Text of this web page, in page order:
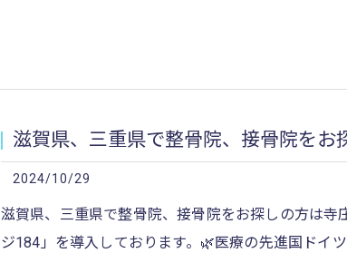
滋賀県、三重県で整骨院、接骨院をお
2024/10/29
滋賀県、三重県で整骨院、接骨院をお探しの方は
ジ184」を導入しております。🌿‬医療の先進国ドイ